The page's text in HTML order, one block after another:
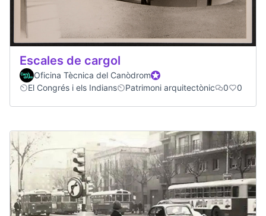
Escales de cargol
Oficina Tècnica del CanòdromOfficial participant
El Congrés i els Indians
Patrimoni arquitectònic 0 0